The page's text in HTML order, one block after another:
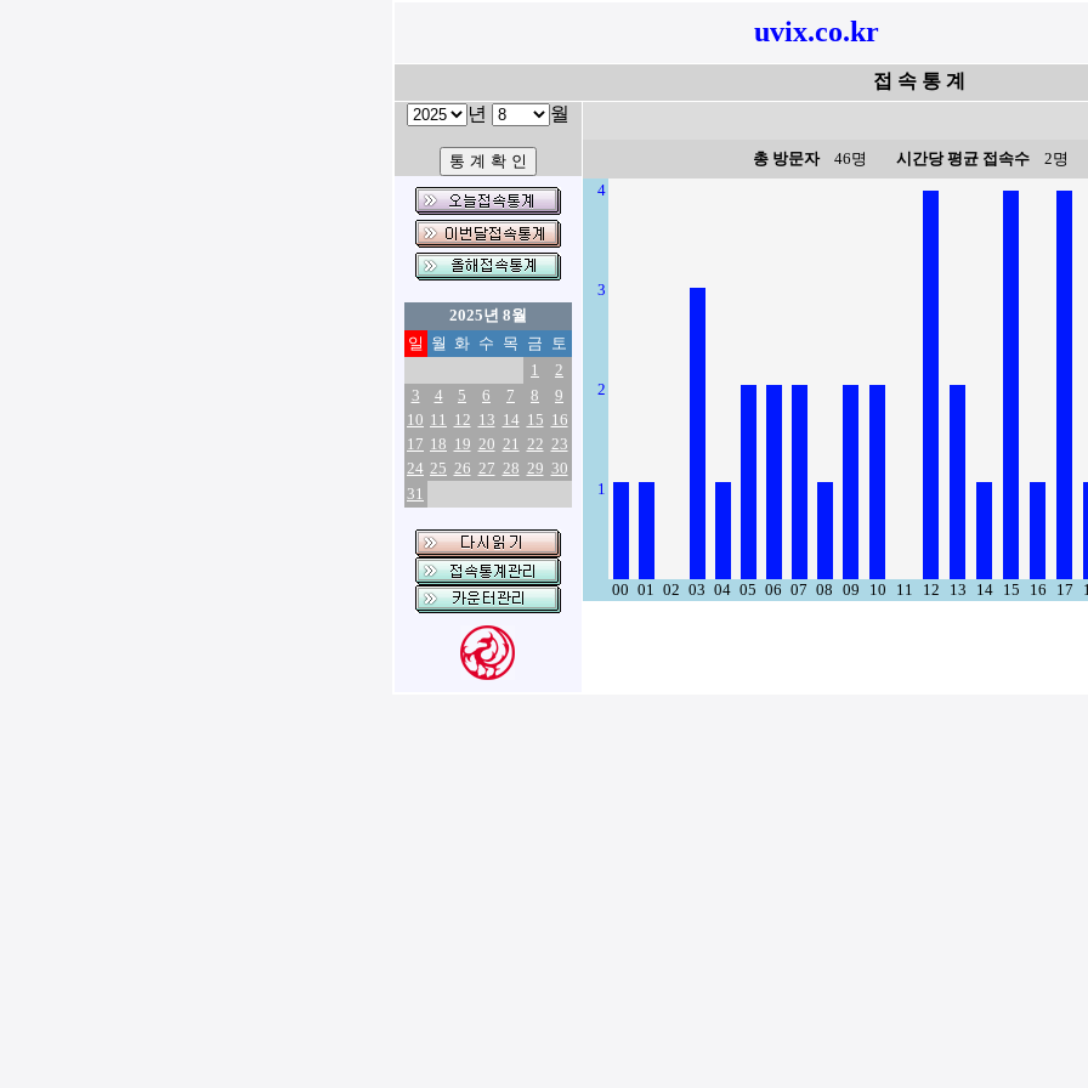
uvix.co.kr
접 속 통 계
년 월
2025년 8월
일 월 화 수 목 금 토
1
2
3
4 5 6 7 8
9
10 11 12 13 14 15 16
17 18 19 20 21 22 23
24 25 26 27 28 29 30
31
총 방문자46명 시간당 평균 접속수2명
4
3
2
1
00 01 02 03 04 05 06 07 08 09 10 11 12 13 14 15 16 17